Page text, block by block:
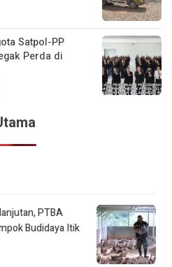
Satpol-PP
Perda di
PTBA
Budidaya Itik